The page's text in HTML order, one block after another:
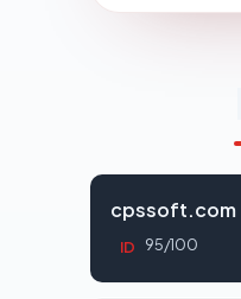
cpssoft.com
ID 95/100